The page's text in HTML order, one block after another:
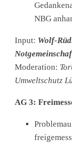
NBG
Input: Wolf-
Moderation:
Umweltschutz
AG 3: